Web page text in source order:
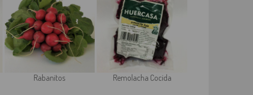
Rabanitos Remolacha Cocida